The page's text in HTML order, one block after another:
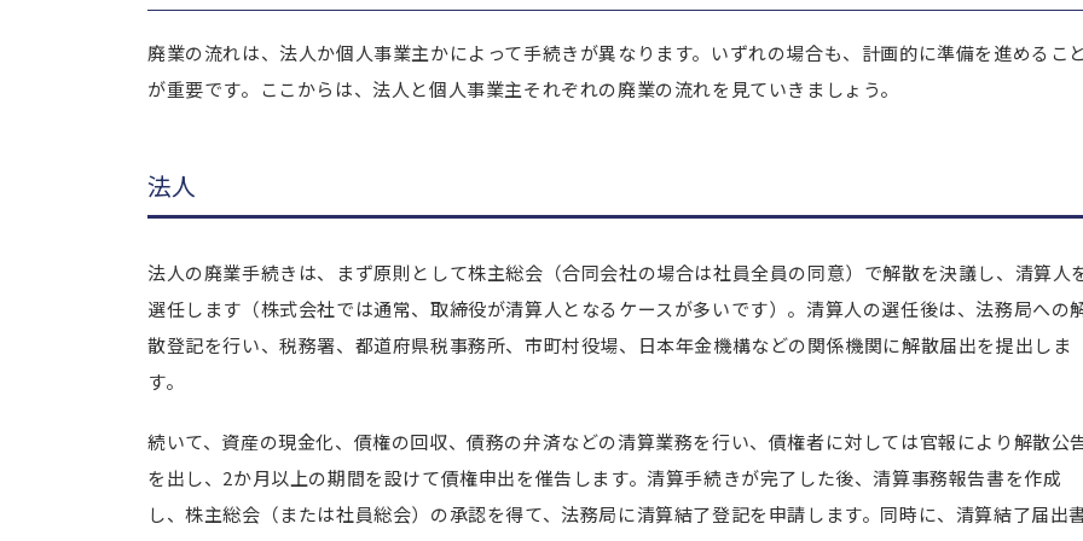
廃業の流れは、法人か個人事業主かによって手続きが異なります。いずれの場合も、計画的に準備を進めること
が重要です。ここからは、法人と個人事業主それぞれの廃業の流れを見ていきましょう。
法人
法人の廃業手続きは、まず原則として株主総会（合同会社の場合は社員全員の同意）で解散を決議し、清算人
選任します（株式会社では通常、取締役が清算人となるケースが多いです）。清算人の選任後は、法務局への
散登記を行い、税務署、都道府県税事務所、市町村役場、日本年金機構などの関係機関に解散届出を提出しま
す。
続いて、資産の現金化、債権の回収、債務の弁済などの清算業務を行い、債権者に対しては官報により解散公
を出し、2か月以上の期間を設けて債権申出を催告します。清算手続きが完了した後、清算事務報告書を作成
し、株主総会（または社員総会）の承認を得て、法務局に清算結了登記を申請します。同時に、清算結了届出